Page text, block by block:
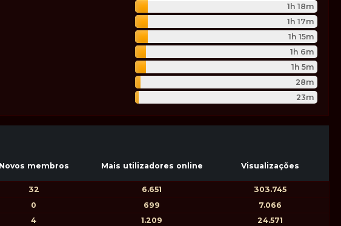
1h 18m
1h 17m
1h 15m
1h 6m
1h 5m
28m
23m
Novos membros Mais utilizadores online Visualizações
32 6.651
303.745
0 699
7.066
4 1.209
24.571